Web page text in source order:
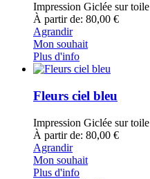
Impression Giclée sur toile
À partir de: 80,00 €
Agrandir
Mon souhait
Plus d'info
Fleurs ciel bleu
Impression Giclée sur toile
À partir de: 80,00 €
Agrandir
Mon souhait
Plus d'info